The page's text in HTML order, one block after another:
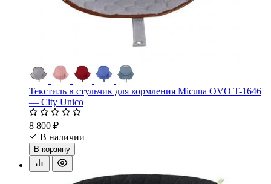
Текстиль в стульчик для кормления Micuna OVO T-1646
— City Unico
8 800 ₽
В наличии
В корзину